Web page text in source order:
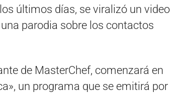
últimos días, se viralizó un video
parodia sobre los contactos
de MasterChef, comenzará en
un programa que se emitirá por